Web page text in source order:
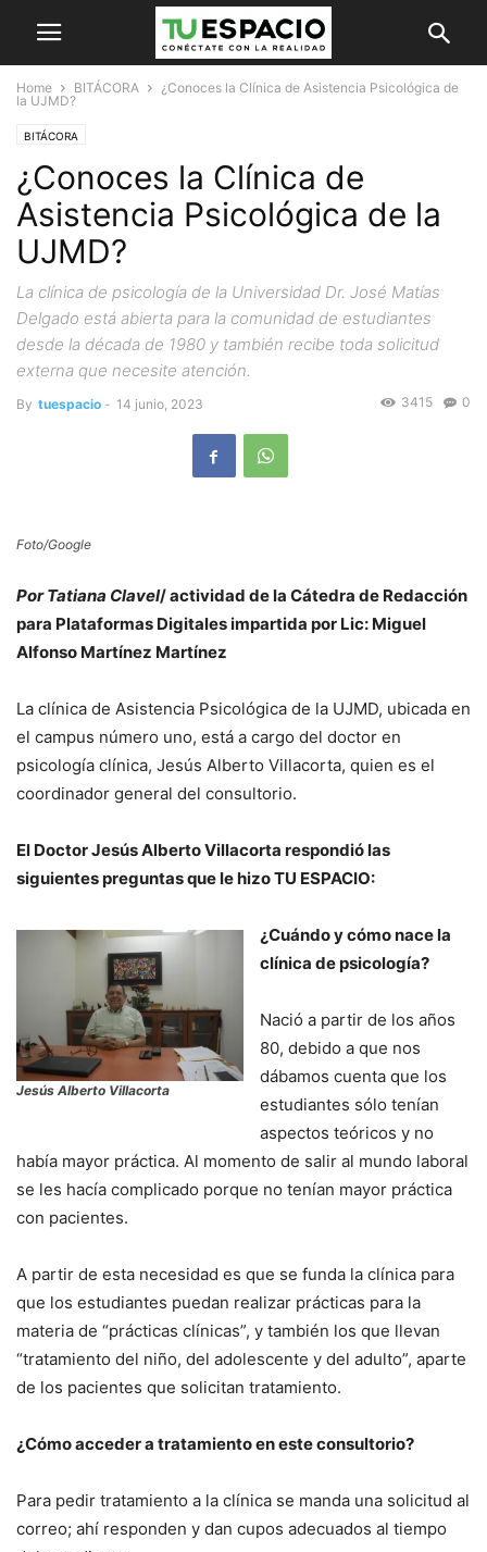
Home BITÁCORA
¿Conoces la Clínica de Asistencia Psicológica de
la UJMD?
BITÁCORA
¿Conoces la Clínica de
Asistencia Psicológica de la
UJMD?
La clínica de psicología de la Universidad Dr. José Matías
Delgado está abierta para la comunidad de estudiantes
desde la década de 1980 y también recibe toda solicitud
externa que necesite atención.
By tuespacio - 14 junio, 2023 0
3415
Foto/Google
Por Tatiana Clavel/ actividad de la Cátedra de Redacción
para Plataformas Digitales impartida por Lic: Miguel
Alfonso Martínez Martínez
La clínica de Asistencia Psicológica de la UJMD, ubicada en
el campus número uno, está a cargo del doctor en
psicología clínica, Jesús Alberto Villacorta, quien es el
coordinador general del consultorio.
El Doctor Jesús Alberto Villacorta respondió las
siguientes preguntas que le hizo TU ESPACIO:
Jesús Alberto Villacorta
¿Cuándo y cómo nace la
clínica de psicología?
Nació a partir de los años
80, debido a que nos
dábamos cuenta que los
estudiantes sólo tenían
aspectos teóricos y no
había mayor práctica. Al momento de salir al mundo laboral
se les hacía complicado porque no tenían mayor práctica
con pacientes.
A partir de esta necesidad es que se funda la clínica para
que los estudiantes puedan realizar prácticas para la
materia de “prácticas clínicas”, y también los que llevan
“tratamiento del niño, del adolescente y del adulto”, aparte
de los pacientes que solicitan tratamiento.
¿Cómo acceder a tratamiento en este consultorio?
Para pedir tratamiento a la clínica se manda una solicitud al
correo; ahí responden y dan cupos adecuados al tiempo